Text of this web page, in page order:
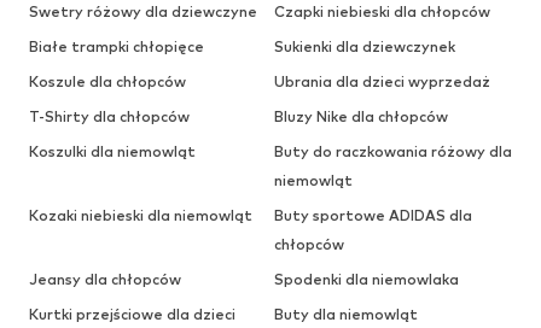
Swetry różowy dla dziewczyne
Czapki niebieski dla chłopców
Białe trampki chłopięce
Sukienki dla dziewczynek
Koszule dla chłopców
Ubrania dla dzieci wyprzedaż
T-Shirty dla chłopców
Bluzy Nike dla chłopców
Koszulki dla niemowląt
Buty do raczkowania różowy dla
niemowląt
Kozaki niebieski dla niemowląt
Buty sportowe ADIDAS dla
chłopców
Jeansy dla chłopców
Spodenki dla niemowlaka
Kurtki przejściowe dla dzieci
Buty dla niemowląt